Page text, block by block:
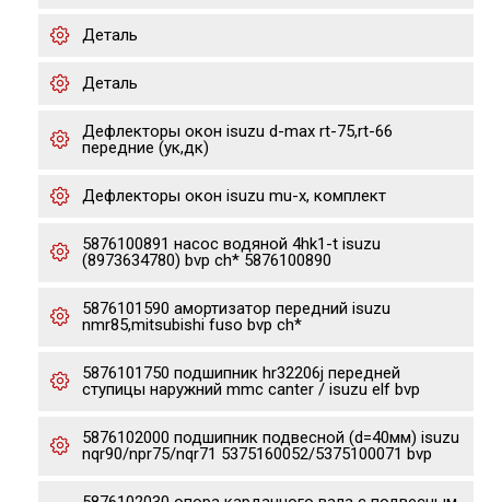
Деталь
Деталь
Дефлекторы окон isuzu d-max rt-75,rt-66
передние (ук,дк)
Дефлекторы окон isuzu mu-x, комплект
5876100891 насос водяной 4hk1-t isuzu
(8973634780) bvp ch* 5876100890
5876101590 амортизатор передний isuzu
nmr85,mitsubishi fuso bvp ch*
5876101750 подшипник hr32206j передней
ступицы наружний mmc canter / isuzu elf bvp
5876102000 подшипник подвесной (d=40мм) isuzu
nqr90/npr75/nqr71 5375160052/5375100071 bvp